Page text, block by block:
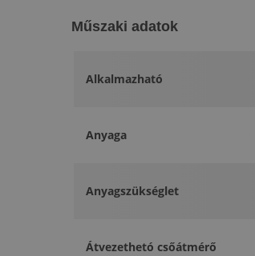
Műszaki adatok
Alkalmazható
Anyaga
Anyagszükséglet
Átvezethetó csőátmérő